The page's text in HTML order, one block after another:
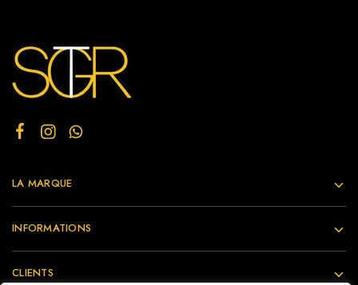
LA MARQUE
INFORMATIONS
CLIENTS